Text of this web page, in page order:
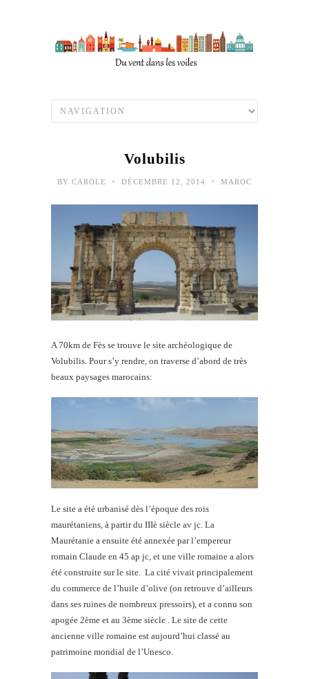
Volubilis
BY CAROLE • DÉCEMBRE 12, 2014 • MAROC
A 70km de Fès se trouve le site archéologique de
Volubilis. Pour s’y rendre, on traverse d’abord de très
beaux paysages marocains:
Le site a été urbanisé dès l’époque des rois
maurétaniens, à partir du IIIè siècle av jc. La
Maurétanie a ensuite été annexée par l’empereur
romain Claude en 45 ap jc, et une ville romaine a alors
été construite sur le site. La cité vivait principalement
du commerce de l’huile d’olive (on retrouve d’ailleurs
dans ses ruines de nombreux pressoirs), et a connu son
apogée 2ème et au 3ème siècle . Le site de cette
ancienne ville romaine est aujourd’hui classé au
patrimoine mondial de l’Unesco.